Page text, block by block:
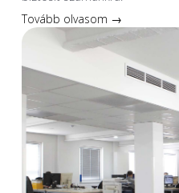
Tovább olvasom →